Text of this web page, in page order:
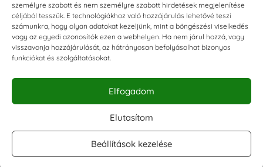
személyre szabott és nem személyre szabott hirdetések megjelenítése
céljából tesszük. E technológiákhoz való hozzájárulás lehetővé teszi
számunkra, hogy olyan adatokat kezeljünk, mint a böngészési viselkedés
vagy az egyedi azonosítók ezen a webhelyen. Ha nem járul hozzá, vagy
visszavonja hozzájárulását, az hátrányosan befolyásolhat bizonyos
funkciókat és szolgáltatásokat.
Elfogadom
Elutasítom
Beállítások kezelése
KAPCSOLAT
E-mail:shop@torokszilvi.com
Telefon: +36 30 6767872
KÖZÖSSÉGI
Facebook csoport